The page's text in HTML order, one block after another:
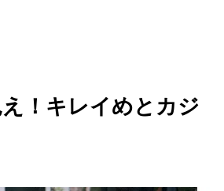
！キレイめとカジ